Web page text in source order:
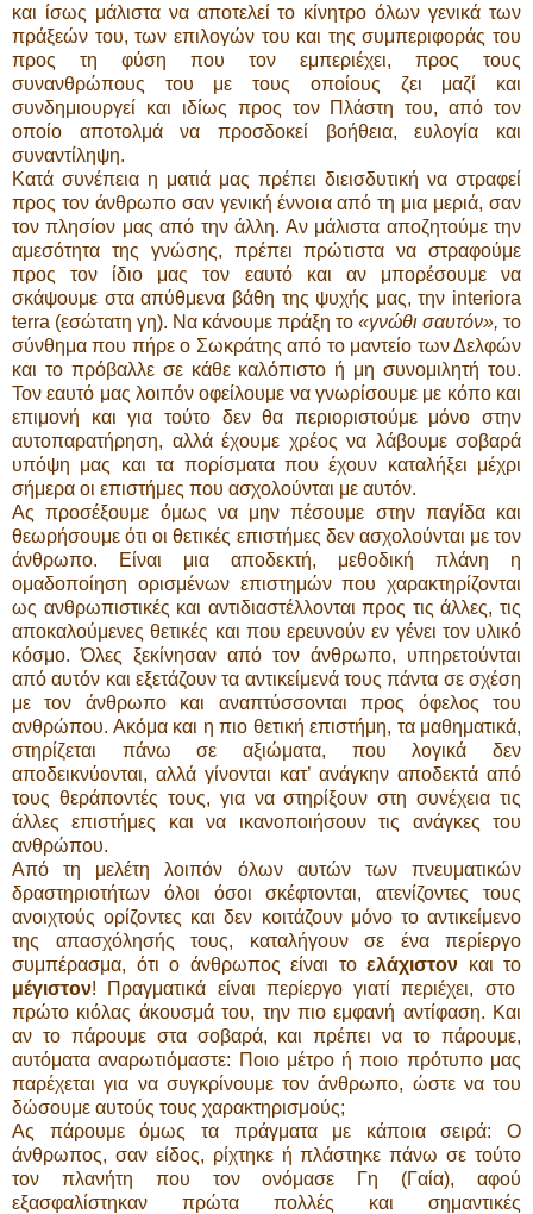
και ίσως μάλιστα να αποτελεί το κίνητρο όλων γενικά των
πράξεών του, των επιλογών του και της συμπεριφοράς του
προς τη φύση που τον εμπεριέχει, προς τους
συνανθρώπους του με τους οποίους ζει μαζί και
συνδημιουργεί και ιδίως προς τον Πλάστη του, από τον
οποίο αποτολμά να προσδοκεί βοήθεια, ευλογία και
συναντίληψη.
Κατά συνέπεια η ματιά μας πρέπει διεισδυτική να στραφεί
προς τον άνθρωπο σαν γενική έννοια από τη μια μεριά, σαν
τον πλησίον μας από την άλλη. Αν μάλιστα αποζητούμε την
αμεσότητα της γνώσης, πρέπει πρώτιστα να στραφούμε
προς τον ίδιο μας τον εαυτό και αν μπορέσουμε να
σκάψουμε στα απύθμενα βάθη της ψυχής μας, την interiora
terra (εσώτατη γη). Να κάνουμε πράξη το «γνώθι σαυτόν», το
σύνθημα που πήρε ο Σωκράτης από το μαντείο των Δελφών
και το πρόβαλλε σε κάθε καλόπιστο ή μη συνομιλητή του.
Τον εαυτό μας λοιπόν οφείλουμε να γνωρίσουμε με κόπο και
επιμονή και για τούτο δεν θα περιοριστούμε μόνο στην
αυτοπαρατήρηση, αλλά έχουμε χρέος να λάβουμε σοβαρά
υπόψη μας και τα πορίσματα που έχουν καταλήξει μέχρι
σήμερα οι επιστήμες που ασχολούνται με αυτόν.
Ας προσέξουμε όμως να μην πέσουμε στην παγίδα και
θεωρήσουμε ότι οι θετικές επιστήμες δεν ασχολούνται με τον
άνθρωπο. Είναι μια αποδεκτή, μεθοδική πλάνη η
ομαδοποίηση ορισμένων επιστημών που χαρακτηρίζονται
ως ανθρωπιστικές και αντιδιαστέλλονται προς τις άλλες, τις
αποκαλούμενες θετικές και που ερευνούν εν γένει τον υλικό
κόσμο. Όλες ξεκίνησαν από τον άνθρωπο, υπηρετούνται
από αυτόν και εξετάζουν τα αντικείμενά τους πάντα σε σχέση
με τον άνθρωπο και αναπτύσσονται προς όφελος του
ανθρώπου. Ακόμα και η πιο θετική επιστήμη, τα μαθηματικά,
στηρίζεται πάνω σε αξιώματα, που λογικά δεν
αποδεικνύονται, αλλά γίνονται κατ’ ανάγκην αποδεκτά από
τους θεράποντές τους, για να στηρίξουν στη συνέχεια τις
άλλες επιστήμες και να ικανοποιήσουν τις ανάγκες του
ανθρώπου.
Από τη μελέτη λοιπόν όλων αυτών των πνευματικών
δραστηριοτήτων όλοι όσοι σκέφτονται, ατενίζοντες τους
ανοιχτούς ορίζοντες και δεν κοιτάζουν μόνο το αντικείμενο
της απασχόλησής τους, καταλήγουν σε ένα περίεργο
συμπέρασμα, ότι ο άνθρωπος είναι τοελάχιστον και το
μέγιστον! Πραγματικά είναι περίεργο γιατί περιέχει, στο
πρώτο κιόλας άκουσμά του, την πιο εμφανή αντίφαση. Και
αν το πάρουμε στα σοβαρά, και πρέπει να το πάρουμε,
αυτόματα αναρωτιόμαστε: Ποιο μέτρο ή ποιο πρότυπο μας
παρέχεται για να συγκρίνουμε τον άνθρωπο, ώστε να του
δώσουμε αυτούς τους χαρακτηρισμούς;
Ας πάρουμε όμως τα πράγματα με κάποια σειρά: Ο
άνθρωπος, σαν είδος, ρίχτηκε ή πλάστηκε πάνω σε τούτο
τον πλανήτη που τον ονόμασε Γη (Γαία), αφού
εξασφαλίστηκαν πρώτα πολλές και σημαντικές